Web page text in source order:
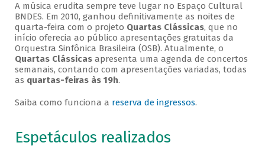
A música erudita sempre teve lugar no Espaço Cultural
BNDES. Em 2010, ganhou definitivamente as noites de
quarta-feira com o projeto Quartas Clássicas, que no
início oferecia ao público apresentações gratuitas da
Orquestra Sinfônica Brasileira (OSB). Atualmente, o
Quartas Clássicasapresenta uma agenda de concertos
semanais, contando com apresentações variadas, todas
as quartas-feiras às 19h.
Saiba como funciona a reserva de ingressos.
Espetáculos realizados